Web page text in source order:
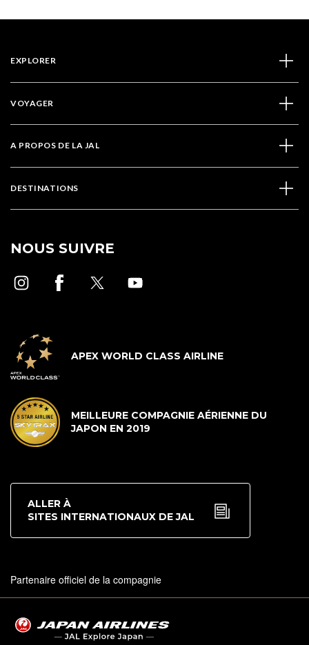
EXPLORER
VOYAGER
A PROPOS DE LA JAL
DESTINATIONS
NOUS SUIVRE
APEX WORLD CLASS AIRLINE
MEILLEURE COMPAGNIE AÉRIENNE DU
JAPON EN 2019
ALLER À
SITES INTERNATIONAUX DE JAL
Partenaire officiel de la compagnie